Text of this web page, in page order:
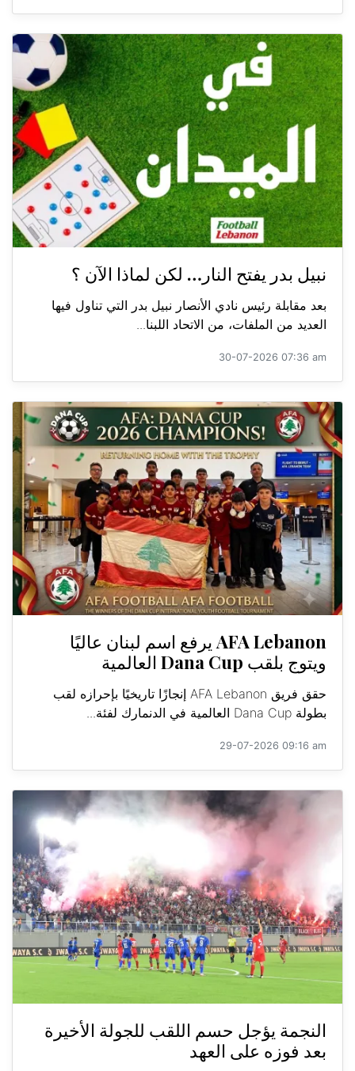
نبيل بدر يفتح النار… لكن لماذا الآن ؟
بعد مقابلة رئيس نادي الأنصار نبيل بدر التي تناول فيها
العديد من الملفات، من الاتحاد اللبنا...
30-07-2026 07:36 am
AFA Lebanon يرفع اسم لبنان عاليًا
ويتوج بلقب Dana Cup العالمية
حقق فريق AFA Lebanon إنجازًا تاريخيًا بإحرازه لقب
بطولة Dana Cup العالمية في الدنمارك لفئة...
29-07-2026 09:16 am
النجمة يؤجل حسم اللقب للجولة الأخيرة
بعد فوزه على العهد